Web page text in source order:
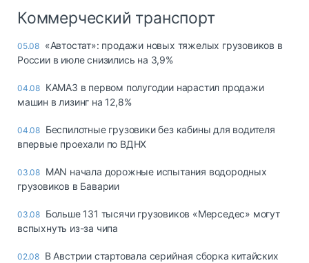
Коммерческий транспорт
05.08 «Автостат»: продажи новых тяжелых грузовиков в
России в июле снизились на 3,9%
04.08 КАМАЗ в первом полугодии нарастил продажи
машин в лизинг на 12,8%
04.08 Беспилотные грузовики без кабины для водителя
впервые проехали по ВДНХ
03.08 MAN начала дорожные испытания водородных
грузовиков в Баварии
03.08 Больше 131 тысячи грузовиков «Мерседес» могут
вспыхнуть из-за чипа
02.08 В Австрии стартовала серийная сборка китайских